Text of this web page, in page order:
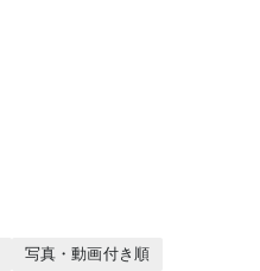
写真・動画付き順